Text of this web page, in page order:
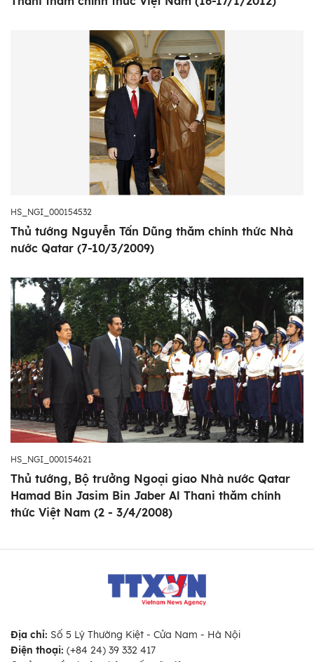
HS_NGI_000154532
Thủ tướng Nguyễn Tấn Dũng thăm chính thức Nhà
nước Qatar (7-10/3/2009)
HS_NGI_000154621
Thủ tướng, Bộ trưởng Ngoại giao Nhà nước Qatar
Hamad Bin Jasim Bin Jaber Al Thani thăm chính
thức Việt Nam (2 - 3/4/2008)
Địa chỉ: Số 5 Lý Thường Kiệt - Cửa Nam - Hà Nội
Điện thoại: (+84 24) 39 332 417